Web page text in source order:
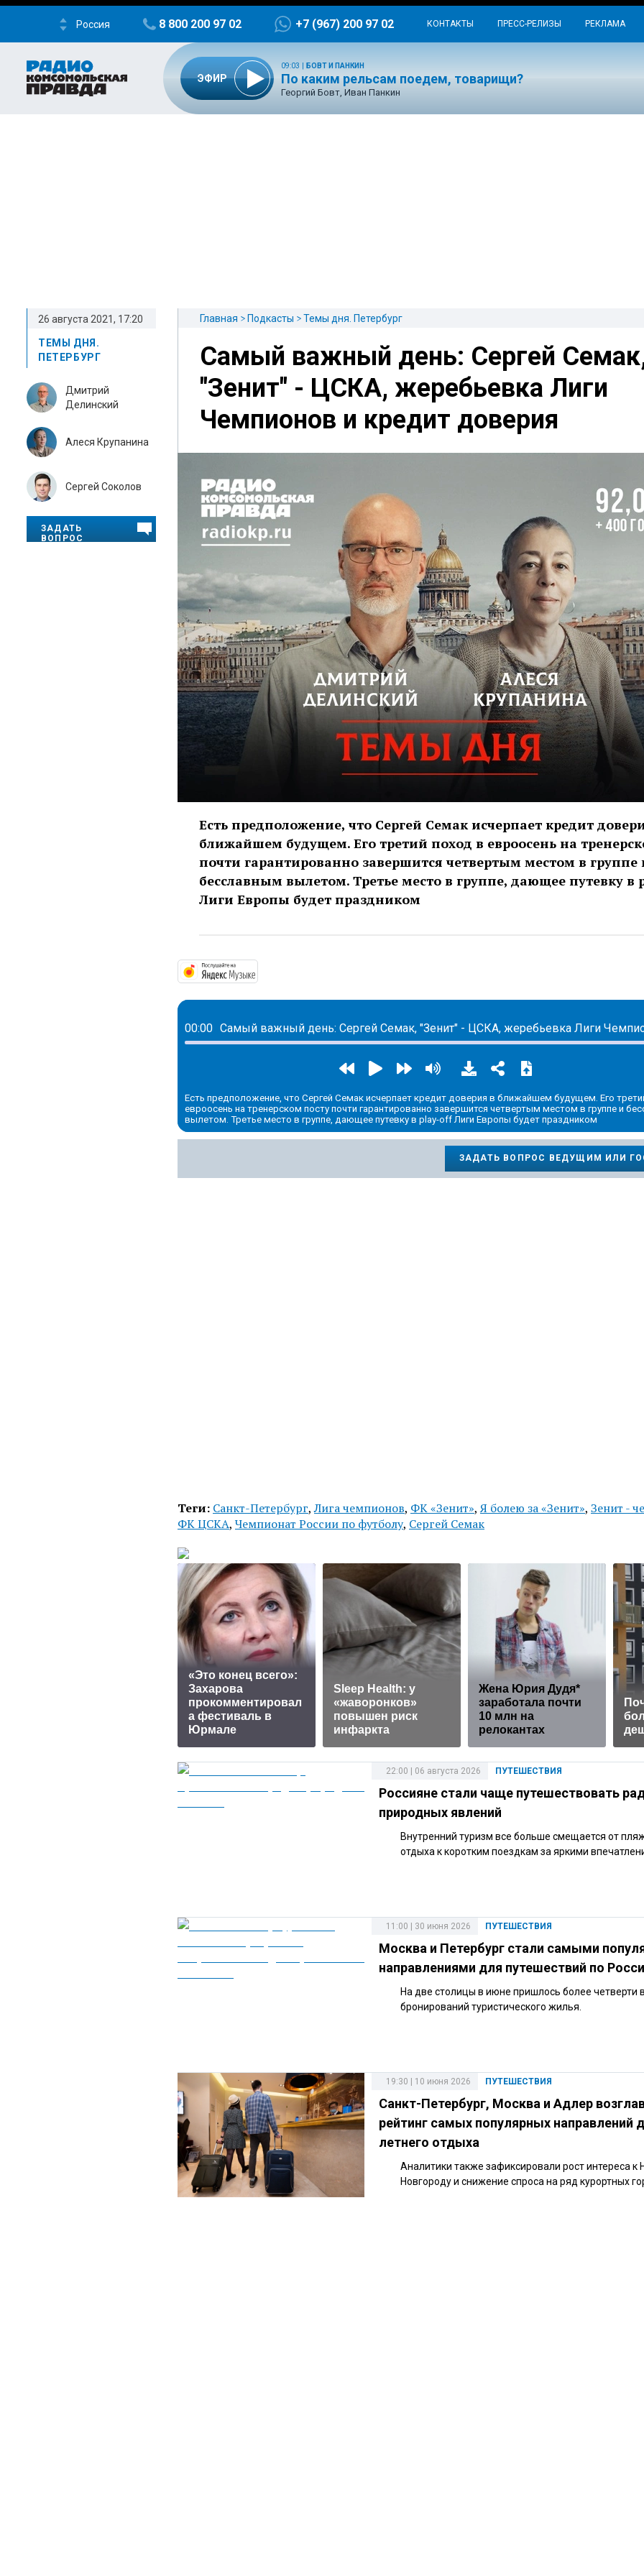
Россия 8 800 200 97 02 +7 (967) 200 97 02 КОНТАКТЫ ПРЕСС-РЕЛИЗЫ РЕКЛАМА
ЭФИР
09:03 БОВТ И ПАНКИН
По каким рельсам поедем, товарищи?
Георгий Бовт, Иван Панкин
Главная Подкасты Темы дня. Петербург
Самый важный день: Сергей
"Зенит" - ЦСКА, жеребьевка Лиги
Чемпионов и кредит доверия
Есть предположение, что Сергей Семак исчерпает кредит
ближайшем будущем. Его третий поход в евроосень на
почти гарантированно завершится четвертым местом в группе
бесславным вылетом. Третье место в группе, дающее путевку в
Лиги Европы будет праздником
00:00
Есть предположение, что Сергей Семак исчерпает кредит доверия в ближайшем будущем. Его
евроосень на тренерском посту почти гарантированно завершится четвертым местом в группе и
вылетом. Третье место в группе, дающее путевку в play-off Лиги Европы будет праздником
ЗАДАТЬ ВОПРОС ВЕДУЩИМ ИЛИ
26 августа 2021, 17:20
ТЕМЫ ДНЯ.
ПЕТЕРБУРГ
Дмитрий
Делинский
Алеся Крупанина
Сергей Соколов
ЗАДАТЬ
ВОПРОС
Теги: Санкт-Петербург,Лига чемпионов, ФК «Зенит»,Я болею за «Зенит», Зенит -
ФК ЦСКА, Чемпионат России по футболу, Сергей Семак
«Это конец всего»:
Захарова
прокомментировал
а фестиваль в
Юрмале
Sleep Health: у
«жаворонков»
повышен риск
инфаркта
Жена Юрия Дудя*
заработала почти
10 млн на
релокантах
ПУТЕШЕСТВИЯ
22:00 | 06 августа 2026
Россияне стали чаще путешествовать
природных явлений
Внутренний туризм все больше смещается от
отдыха к коротким поездкам за яркими
ПУТЕШЕСТВИЯ
11:00 | 30 июня 2026
Москва и Петербург стали самыми
направлениями для путешествий по
На две столицы в июне пришлось более четверти
бронирований туристического жилья.
ПУТЕШЕСТВИЯ
19:30 | 10 июня 2026
Санкт-Петербург, Москва и Адлер
рейтинг самых популярных направлений
летнего отдыха
Аналитики также зафиксировали рост интереса к
Новгороду и снижение спроса на ряд курортных